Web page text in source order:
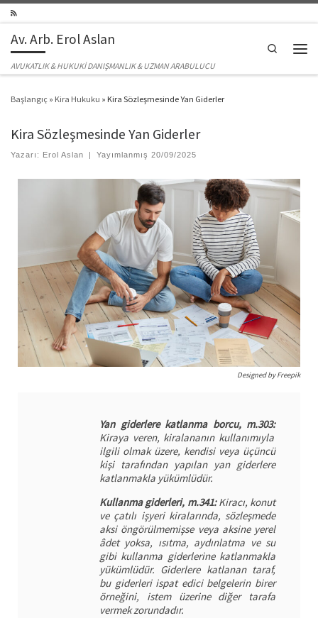
Av. Arb. Erol Aslan
AVUKATLIK & HUKUKİ DANIŞMANLIK & UZMAN ARABULUCU
Search
Başlangıç » Kira Hukuku » Kira Sözleşmesinde Yan Giderler
Kira Sözleşmesinde Yan Giderler
Yazarı: Erol Aslan | Yayımlanmış 20/09/2025
Designed by Freepik
Yan giderlere katlanma borcu, m.303:
Kiraya veren, kiralananın kullanımıyla
ilgili olmak üzere, kendisi veya üçüncü
kişi tarafından yapılan yan giderlere
katlanmakla yükümlüdür.
Kullanma giderleri, m.341:Kiracı, konut
ve çatılı işyeri kiralarında, sözleşmede
aksi öngörülmemişse veya aksine yerel
âdet yoksa, ısıtma, aydınlatma ve su
gibi kullanma giderlerine katlanmakla
yükümlüdür. Giderlere katlanan taraf,
bu giderleri ispat edici belgelerin birer
örneğini, istem üzerine diğer tarafa
vermek zorundadır.